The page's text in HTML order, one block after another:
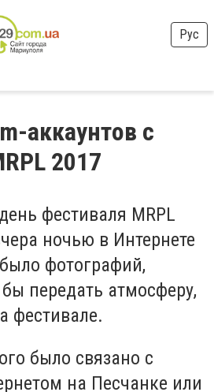
Рус
аккаунтов с
2017
фестиваля MRPL
ночью в Интернете
фотографий,
передать атмосферу,
фестивале.
было связано с
на Песчанке или